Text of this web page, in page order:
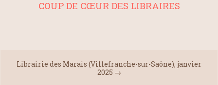
COUP DE CŒUR DES LIBRAIRES
Librairie des Marais (Villefranche-sur-Saône), janvier
2025 →